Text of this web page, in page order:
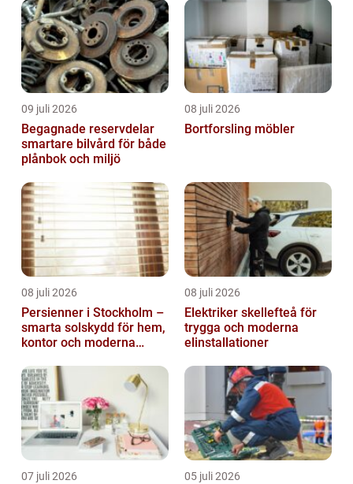
09 juli 2026
Begagnade reservdelar
smartare bilvård för både
plånbok och miljö
08 juli 2026
Bortforsling möbler
08 juli 2026
Persienner i Stockholm –
smarta solskydd för hem,
kontor och moderna
08 juli 2026
Elektriker skellefteå för
trygga och moderna
elinstallationer
07 juli 2026 05 juli 2026